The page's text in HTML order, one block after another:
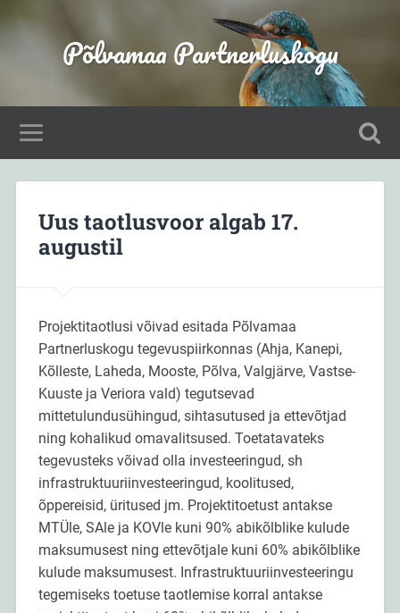
Põlvamaa Partnerluskogu
Uus taotlusvoor algab 17.
augustil
Projektitaotlusi võivad esitada Põlvamaa
Partnerluskogu tegevuspiirkonnas (Ahja, Kanepi,
Kõlleste, Laheda, Mooste, Põlva, Valgjärve, Vastse-
Kuuste ja Veriora vald) tegutsevad
mittetulundusühingud, sihtasutused ja ettevõtjad
ning kohalikud omavalitsused. Toetatavateks
tegevusteks võivad olla investeeringud, sh
infrastruktuuriinvesteeringud, koolitused,
õppereisid, üritused jm. Projektitoetust antakse
MTÜle, SAle ja KOVle kuni 90% abikõlblike kulude
maksumusest ning ettevõtjale kuni 60% abikõlblike
kulude maksumusest. Infrastruktuuriinvesteeringu
tegemiseks toetuse taotlemise korral antakse